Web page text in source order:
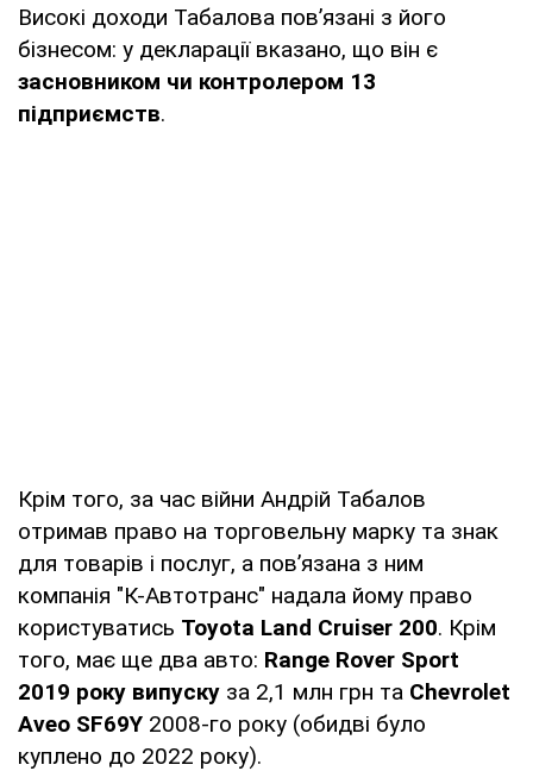
Високі доходи Табалова пов’язані з його
бізнесом: у декларації вказано, що він є
засновником чи контролером 13
підприємств.
Крім того, за час війни Андрій Табалов
отримав право на торговельну марку та знак
для товарів і послуг, а пов’язана з ним
компанія "К-Автотранс" надала йому право
користуватись Toyota Land Cruiser 200. Крім
того, має ще два авто: Range Rover Sport
2019 року випуску за 2,1 млн грн та Chevrolet
Aveo SF69Y 2008-го року (обидві було
куплено до 2022 року).